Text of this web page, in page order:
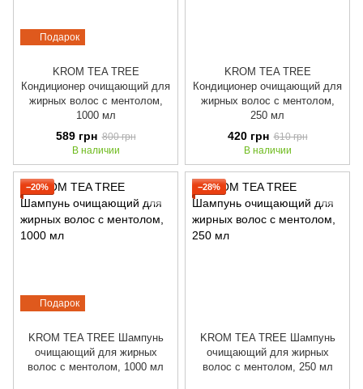
Подарок
KROM TEA TREE
Кондиционер очищающий для
жирных волос с ментолом,
1000 мл
589 грн 800 грн
В наличии
KROM TEA TREE
Кондиционер очищающий для
жирных волос с ментолом,
250 мл
420 грн 610 грн
В наличии
Подарок
−20%
KROM TEA TREE Шампунь
очищающий для жирных
волос с ментолом, 1000 мл
−28%
KROM TEA TREE Шампунь
очищающий для жирных
волос с ментолом, 250 мл